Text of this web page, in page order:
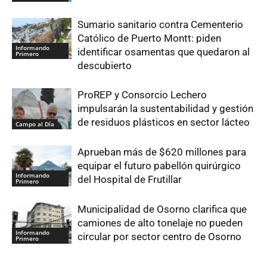
Informando
Primero
Sumario sanitario contra Cementerio
Católico de Puerto Montt: piden
identificar osamentas que quedaron al
descubierto
Campo al Día
ProREP y Consorcio Lechero
impulsarán la sustentabilidad y gestión
de residuos plásticos en sector lácteo
Informando
Primero
Aprueban más de $620 millones para
equipar el futuro pabellón quirúrgico
del Hospital de Frutillar
Informando
Primero
Municipalidad de Osorno clarifica que
camiones de alto tonelaje no pueden
circular por sector centro de Osorno